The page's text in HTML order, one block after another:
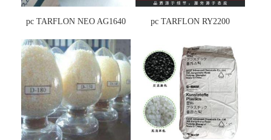
pc TARFLON NEO AG1640 pc TARFLON RY2200